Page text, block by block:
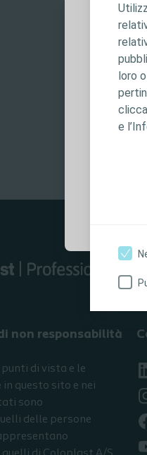
loro
e
Per
non responsabilità
di vista e le
questo sito e nei
sono
delle persone